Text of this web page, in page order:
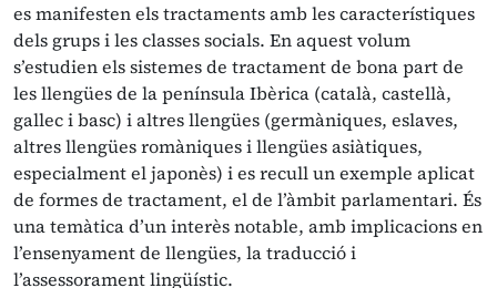
es manifesten els tractaments amb les característiques
dels grups i les classes socials. En aquest volum
s’estudien els sistemes de tractament de bona part de
les llengües de la península Ibèrica (català, castellà,
gallec i basc) i altres llengües (germàniques, eslaves,
altres llengües romàniques i llengües asiàtiques,
especialment el japonès) i es recull un exemple aplicat
de formes de tractament, el de l’àmbit parlamentari. És
una temàtica d’un interès notable, amb implicacions en
l’ensenyament de llengües, la traducció i
l’assessorament lingüístic.